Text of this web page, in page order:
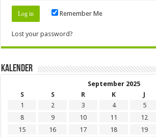
Remember Me
Lost your password?
Kalender
September 2025
S
S R K J
1
2 3 4 5
8
9 10 11 12
15
16 17 18 19